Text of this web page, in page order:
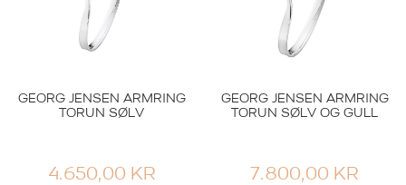
GEORG JENSEN ARMRING
TORUN SØLV
4.650,00 KR
GEORG JENSEN ARMRING
TORUN SØLV OG GULL
7.800,00 KR